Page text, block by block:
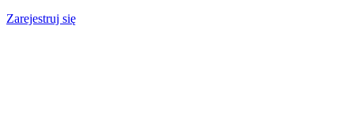
Zarejestruj się